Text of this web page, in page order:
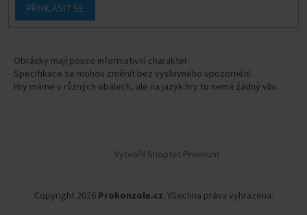
PŘIHLÁSIT SE
Obrázky mají pouze informativní charakter.
Specifikace se mohou změnit bez výslovného upozornění.
Hry máme v různých obalech, ale na jazyk hry to nemá žádný vliv.
Vytvořil Shoptet Premium
Copyright 2026 Prokonzole.cz. Všechna práva vyhrazena.